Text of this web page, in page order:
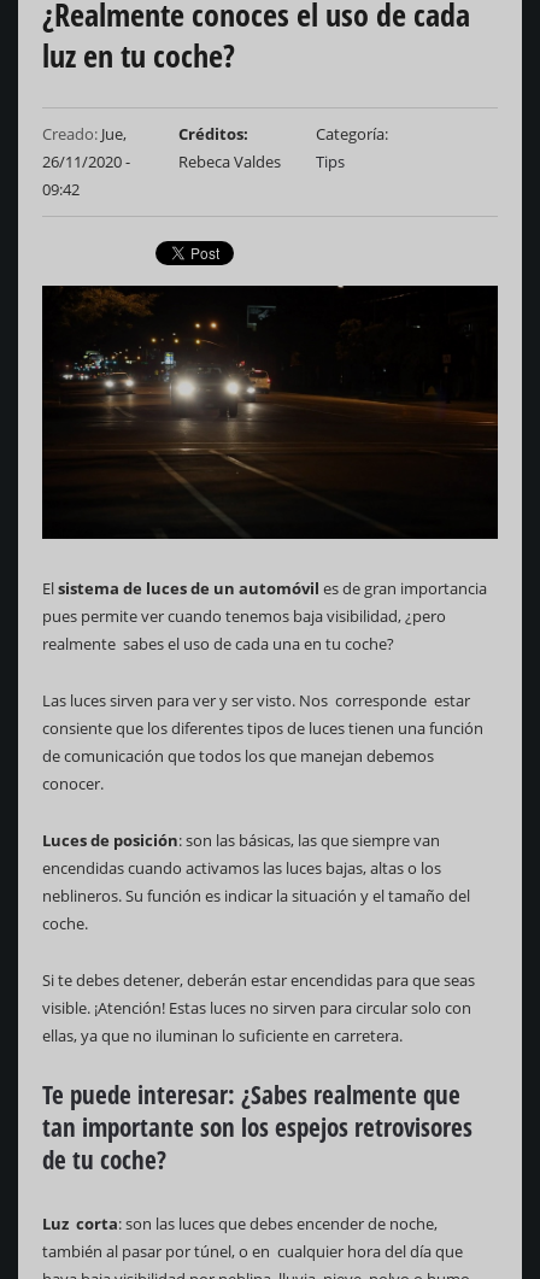
¿Realmente conoces el uso de cada
luz en tu coche?
Creado: Jue,
26/11/2020 -
09:42
Créditos
Rebeca Valdes
Categoría
Tips
Elsistema de luces de un automóvil es de gran importancia
pues permite ver cuando tenemos baja visibilidad, ¿pero
realmente sabes el uso de cada una en tu coche?
Las luces sirven para ver y ser visto. Nos corresponde estar
consiente que los diferentes tipos de luces tienen una función
de comunicación que todos los que manejan debemos
conocer.
Luces de posición: son las básicas, las que siempre van
encendidas cuando activamos las luces bajas, altas o los
neblineros. Su función es indicar la situación y el tamaño del
coche.
Si te debes detener, deberán estar encendidas para que seas
visible. ¡Atención! Estas luces no sirven para circular solo con
ellas, ya que no iluminan lo suficiente en carretera.
Te puede interesar: ¿Sabes realmente que
tan importante son los espejos retrovisores
de tu coche?
Luz corta: son las luces que debes encender de noche,
también al pasar por túnel, o en cualquier hora del día que